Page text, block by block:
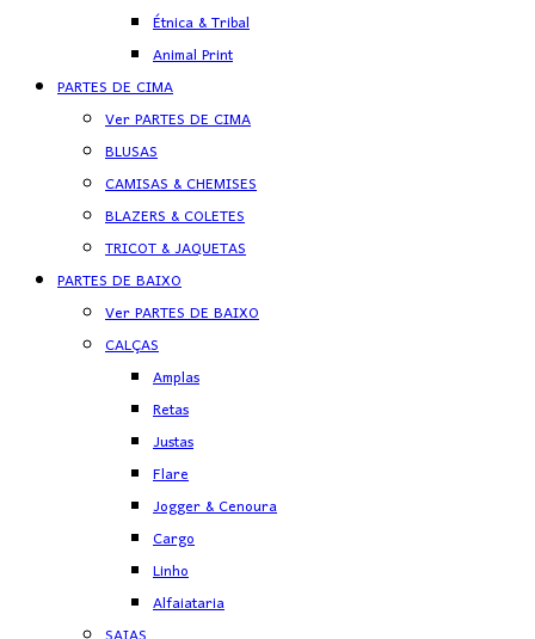
Étnica & Tribal
Animal Print
PARTES DE CIMA
Ver PARTES DE CIMA
BLUSAS
CAMISAS & CHEMISES
BLAZERS & COLETES
TRICOT & JAQUETAS
PARTES DE BAIXO
Ver PARTES DE BAIXO
CALÇAS
Amplas
Retas
Justas
Flare
Jogger & Cenoura
Cargo
Linho
Alfaiataria